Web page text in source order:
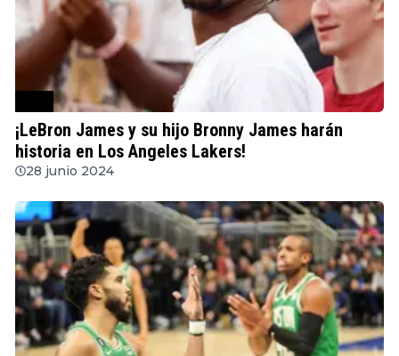
¡LeBron James y su hijo Bronny James harán
historia en Los Angeles Lakers!
28 junio 2024